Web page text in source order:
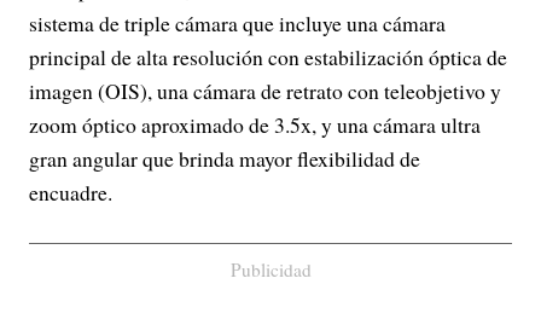
sistema de triple cámara que incluye una cámara
principal de alta resolución con estabilización óptica de
imagen (OIS), una cámara de retrato con teleobjetivo y
zoom óptico aproximado de 3.5x, y una cámara ultra
gran angular que brinda mayor flexibilidad de
encuadre.
Publicidad